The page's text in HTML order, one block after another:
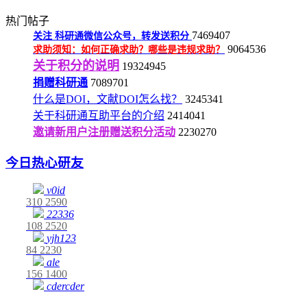
热门帖子
关注 科研通微信公众号，转发送积分 7469407
求助须知：如何正确求助？哪些是违规求助？ 9064536
关于积分的说明 19324945
捐赠科研通 7089701
什么是DOI，文献DOI怎么找？
3245341
关于科研通互助平台的介绍 2414041
邀请新用户注册赠送积分活动 2230270
今日热心研友
v0id
310 2590
22336
108 2520
yjh123
84 2230
ale
156 1400
cdercder